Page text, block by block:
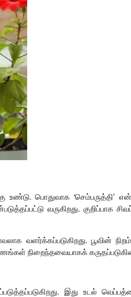
பொதுவாக ‘செம்பருத்தி’
வருகிறது. குறிப்பாக
வளர்க்கப்படுகிறது. பூவின்
நிறைந்தவையாகக்
இது உடல்